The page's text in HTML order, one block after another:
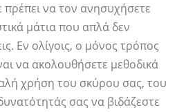
πρέπει να τον ανησυχήσετε
μάτια που απλά δεν
Εν ολίγοις, ο μόνος τρόπος
να ακολουθήσετε μεθοδικά
χρήση του σκύρου σας, του
σας να βιδάζεστε